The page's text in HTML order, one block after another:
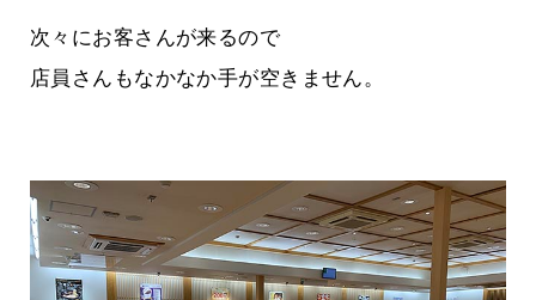
次々にお客さんが来るので
店員さんもなかなか手が空きません。